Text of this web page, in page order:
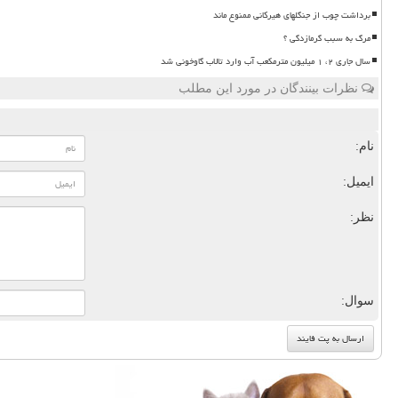
برداشت چوب از جنگلهای هیرکانی ممنوع ماند
مرگ به سبب گرمازدگی ؟
سال جاری ۲، ۱ میلیون مترمکعب آب وارد تالاب گاوخونی شد
نظرات بینندگان در مورد این مطلب
نام:
ایمیل:
نظر:
سوال: